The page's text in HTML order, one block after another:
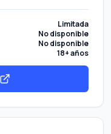
Limitada
No disponible
No disponible
18+ años